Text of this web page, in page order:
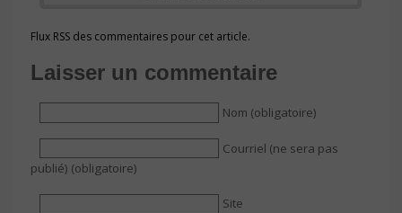
Flux RSS des commentaires pour cet article.
Laisser un commentaire
Nom (obligatoire)
Courriel (ne sera pas
publié) (obligatoire)
Site